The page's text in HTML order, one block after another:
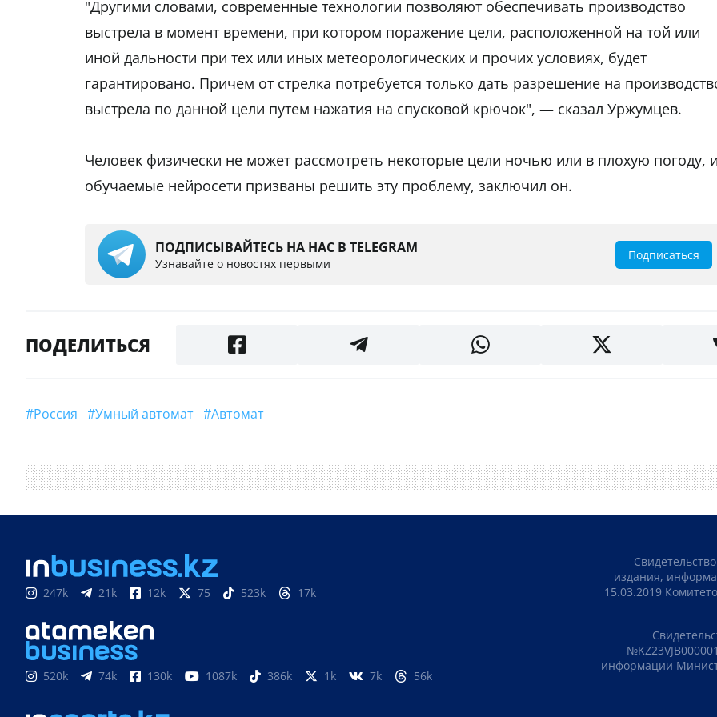
"Другими словами, современные технологии позволяют обеспечивать производство
выстрела в момент времени, при котором поражение цели, расположенной на той или
иной дальности при тех или иных метеорологических и прочих условиях, будет
гарантировано. Причем от стрелка потребуется только дать разрешение на
выстрела по данной цели путем нажатия на спусковой крючок", — сказал Уржумцев.
Человек физически не может рассмотреть некоторые цели ночью или в плохую погоду,
обучаемые нейросети призваны решить эту проблему, заключил он.
ПОДПИСЫВАЙТЕСЬ НА НАС В TELEGRAM
Узнавайте о новостях первыми
Подписаться
ПОДЕЛИТЬСЯ
#Россия #Умный автомат #Автомат
247k 21k 12k 75 523k 17k
520k 74k 130k 1087k 386k 1k 7k 56k
издания,
15.03.2019
информации